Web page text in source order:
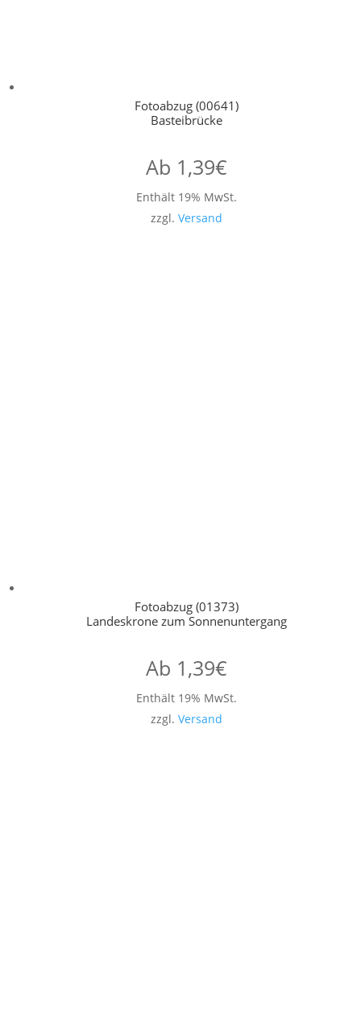
Fotoabzug (00641)
Basteibrücke
Ab 1,39€
Enthält 19% MwSt.
zzgl. Versand
Fotoabzug (01373)
Landeskrone zum Sonnenuntergang
Ab 1,39€
Enthält 19% MwSt.
zzgl. Versand